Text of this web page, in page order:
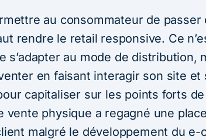
au consommateur de passer
rendre le retail responsive. Ce
s’adapter au mode de distribution,
en faisant interagir son site et
capitaliser sur les points forts
vente physique a regagné une
malgré le développement du e-